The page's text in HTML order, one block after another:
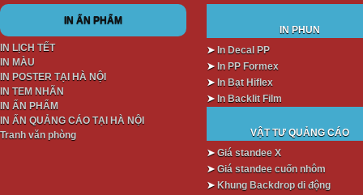
IN ẤN PHẨM
IN LỊCH TẾT
IN MÀU
IN POSTER TẠI HÀ NỘI
IN TEM NHÃN
IN ẤN PHẨM
IN ẤN QUẢNG CÁO TẠI HÀ NỘI
Tranh văn phòng
IN PHUN
➤ In Decal PP
➤ In PP Formex
➤ In Bạt Hiflex
➤ In Backlit Film
VẬT TƯ QUẢNG CÁO
➤ Giá standee X
➤ Giá standee cuốn nhôm
➤ Khung Backdrop di động